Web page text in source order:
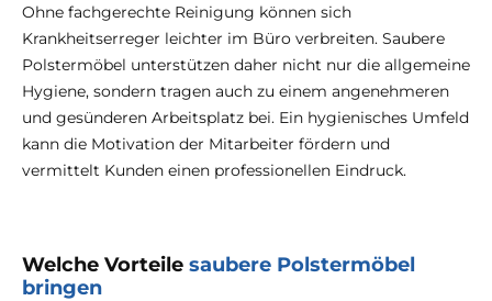
Ohne fachgerechte Reinigung können sich
Krankheitserreger leichter im Büro verbreiten. Saubere
Polstermöbel unterstützen daher nicht nur die allgemeine
Hygiene, sondern tragen auch zu einem angenehmeren
und gesünderen Arbeitsplatz bei. Ein hygienisches Umfeld
kann die Motivation der Mitarbeiter fördern und
vermittelt Kunden einen professionellen Eindruck.
Welche Vorteile saubere Polstermöbel
bringen